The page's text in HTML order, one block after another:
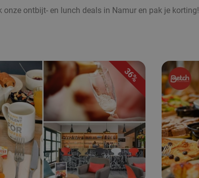
ontbijt- en lunch deals in Namur en pak je korting!
36%